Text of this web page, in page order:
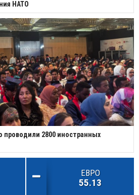
НАТО
проводили 2800 иностранных
ЕВРО
55.13